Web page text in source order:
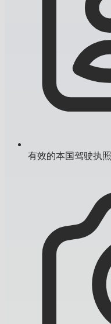
有效的本国驾驶执照